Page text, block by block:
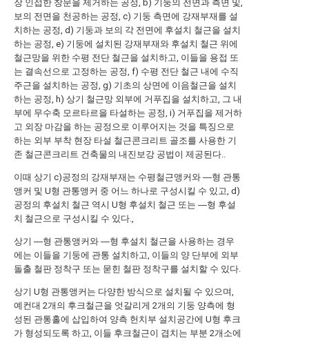
장 인접한 창문을 제거하는 공정, b) 기둥의 전면과 측면 및,
보의 전면을 천공하는 공정, c) 기둥 측면에 강재부재를 설
치하는 공정, d) 기둥과 보의 각 전면에 후설치 철근을 설치
하는 공정, e) 기둥에 설치된 강재부재와 후설치 철근 위에
철근망을 위한 수평 전단 철근을 설치하고, 이들을 용접 또
는 결속선으로 고정하는 공정, f) 수평 전단 철근 내에 수직
주근을 설치하는 공정, g) 기초의 상면에 이음철근을 설치
하는 공정, h) 상기 철근망 외부에 거푸집을 설치하고, 그 내
부에 무수축 모르타르을 타설하는 공정, i) 거푸집을 제거하
고 외장 마감을 하는 공정으로 이루어지는 것을 특징으로
하는 외부 부착 현장 타설 철근콘크리트 골조를 사용한 기
존 철근콘크리트 건축물의 내진보강 공법이 제공된다..
이때 상기 c)공정의 강재부재는 수평철근앵커와 ―형 관통
앵커 및 U형 관통앵커 중 어느 하나로 구성시킬 수 있고, d)
공정의 후설치 철근 역시 U형 후설치 철근 또는 ―형 후설
치 철근으로 구성시킬 수 있다.,
상기 ―형 관통앵커와 ―형 후설치 철근을 사용하는 경우
에는 이들을 기둥에 관통 설치하고, 이들의 양 단부에 외부
돌출 철판 정착구 또는 묻힌 철판 정착구를 설치할 수 있다.
상기 U형 관통앵커는 다양한 방식으로 설치될 수 있으며,
예컨대 2개의 후크철근을 엇갈리게 2개의 기둥 양측에 형
성된 관통홀에 삽입하여 양측 헌치부 설치공간에 U형 후크
가 형성되도록 하고, 이들 후크철근이 겹치는 부분 2개소에